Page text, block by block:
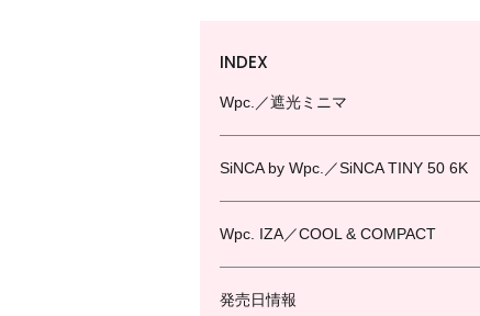
INDEX
Wpc.／遮光ミニマ
SiNCA by Wpc.／SiNCA TINY 50 6K
Wpc. IZA／COOL & COMPACT
発売日情報